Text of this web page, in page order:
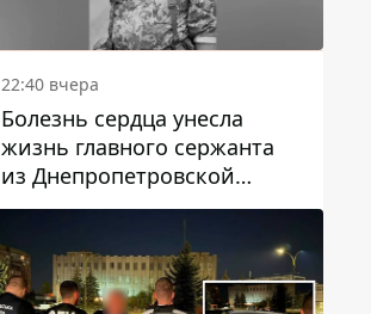
22:40 вчера
Болезнь сердца унесла
жизнь главного сержанта
из Днепропетровской
области Юрия Свистуна